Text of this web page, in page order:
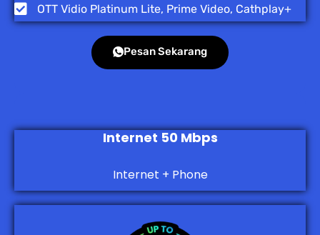
OTT Vidio Platinum Lite, Prime Video, Cathplay+
Pesan Sekarang
Internet 50 Mbps
Internet + Phone